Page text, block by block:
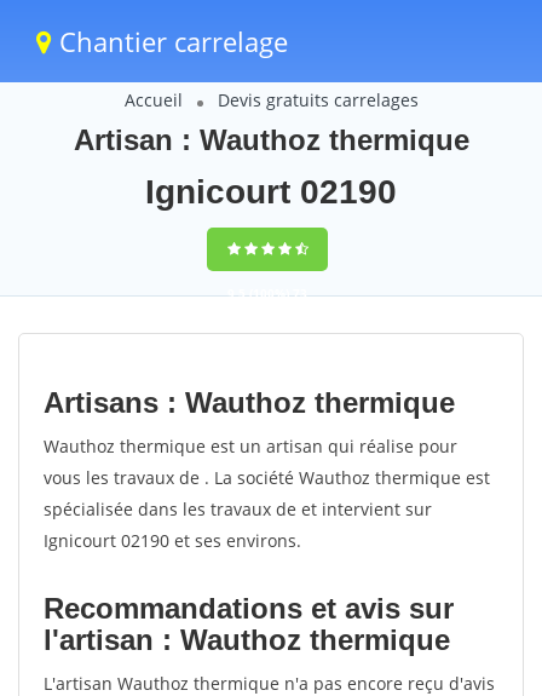
Chantier carrelage
Accueil Devis gratuits carrelages
Artisan : Wauthoz thermique
Ignicourt 02190
9,5(100%)73
votes
Artisans : Wauthoz thermique
Wauthoz thermique est un artisan qui réalise pour
vous les travaux de . La société Wauthoz thermique est
spécialisée dans les travaux de et intervient sur
Ignicourt 02190 et ses environs.
Recommandations et avis sur
l'artisan : Wauthoz thermique
L'artisan Wauthoz thermique n'a pas encore reçu d'avis